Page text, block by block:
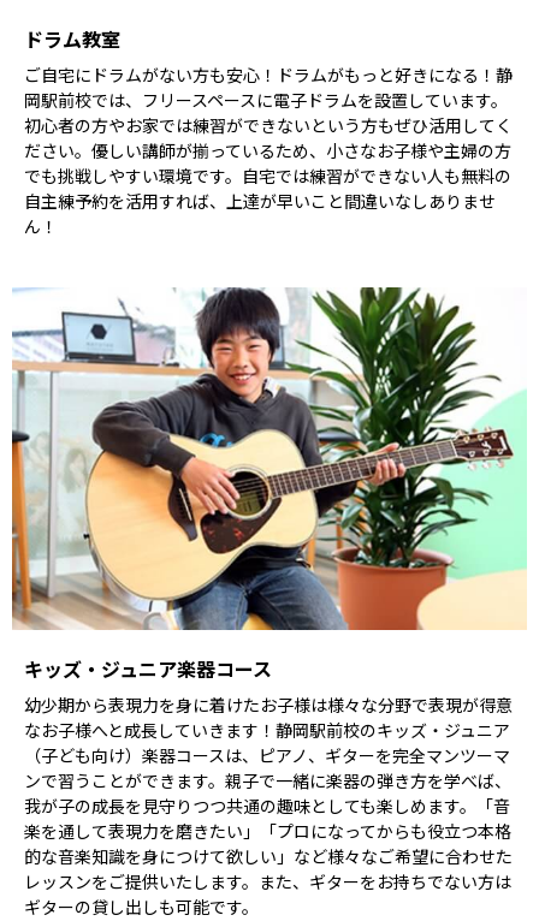
ドラム教室
ご自宅にドラムがない方も安心！ドラムがもっと好きになる！静
岡駅前校では、フリースペースに電子ドラムを設置しています。
初心者の方やお家では練習ができないという方もぜひ活用してく
ださい。優しい講師が揃っているため、小さなお子様や主婦の方
でも挑戦しやすい環境です。自宅では練習ができない人も無料の
自主練予約を活用すれば、上達が早いこと間違いなしありませ
ん！
キッズ・ジュニア楽器コース
幼少期から表現力を身に着けたお子様は様々な分野で表現が得意
なお子様へと成長していきます！静岡駅前校のキッズ・ジュニア
（子ども向け）楽器コースは、ピアノ、ギターを完全マンツーマ
ンで習うことができます。親子で一緒に楽器の弾き方を学べば、
我が子の成長を見守りつつ共通の趣味としても楽しめます。「音
楽を通して表現力を磨きたい」「プロになってからも役立つ本格
的な音楽知識を身につけて欲しい」など様々なご希望に合わせた
レッスンをご提供いたします。また、ギターをお持ちでない方は
ギターの貸し出しも可能です。